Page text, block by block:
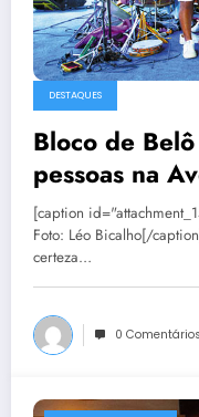
DESTAQUES
Bloco de
pessoas na
[caption
Foto: Léo Bicalho[/
certeza…
0 Comentários